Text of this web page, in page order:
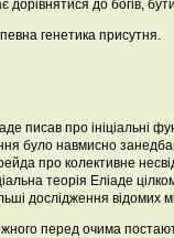
до богів,
генетика присутня.
писав про ініціальні
було навмисно
про колективне
теорія Еліаде
дослідження відомих
перед очима